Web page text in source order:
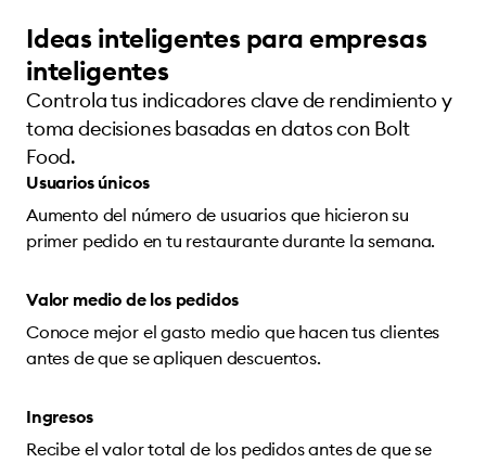
Ideas inteligentes para empresas
inteligentes
Controla tus indicadores clave de rendimiento y
toma decisiones basadas en datos con Bolt
Food.
Usuarios únicos
Aumento del número de usuarios que hicieron su
primer pedido en tu restaurante durante la semana.
Valor medio de los pedidos
Conoce mejor el gasto medio que hacen tus clientes
antes de que se apliquen descuentos.
Ingresos
Recibe el valor total de los pedidos antes de que se